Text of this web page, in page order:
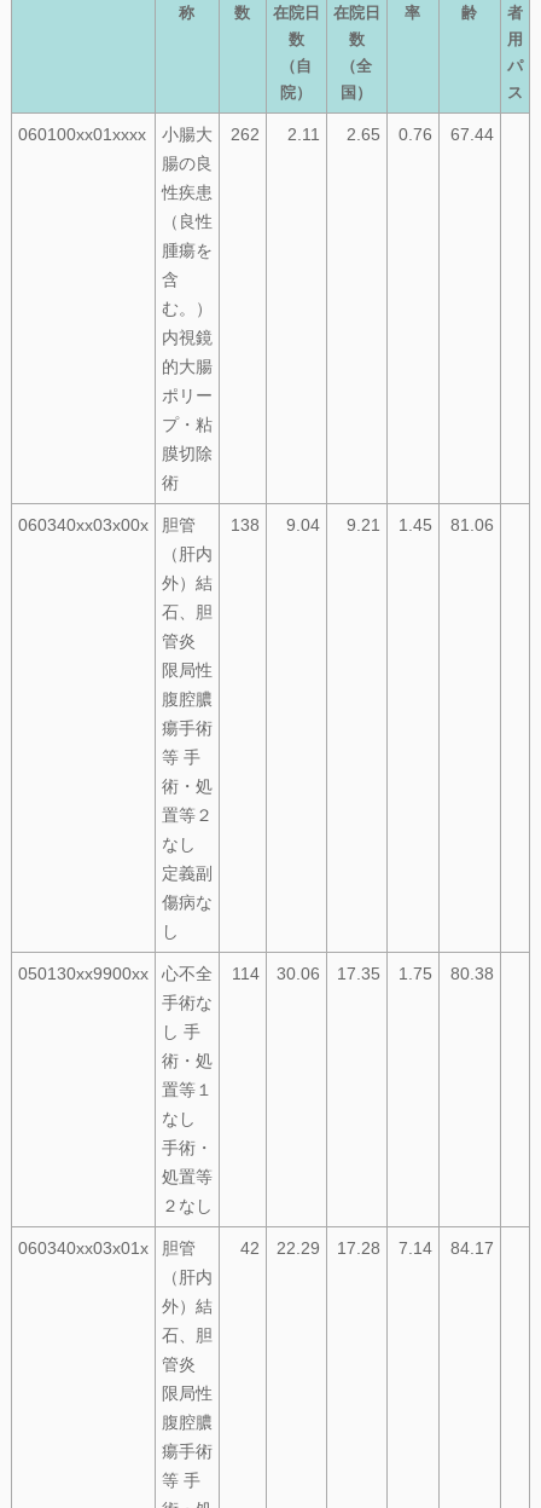
称
数
在院日
数
（自
院）
在院日
数
（全
国）
率
齢
者
用
パ
ス
060100xx01xxxx
小腸大
腸の良
性疾患
（良性
腫瘍を
含
む。）
内視鏡
的大腸
ポリー
プ・粘
膜切除
術
262 2.11 2.65 0.76 67.44
060340xx03x00x
胆管
（肝内
外）結
石、胆
管炎
限局性
腹腔膿
瘍手術
等 手
術・処
置等２
なし
定義副
傷病な
し
138 9.04 9.21 1.45 81.06
050130xx9900xx
心不全
手術な
し 手
術・処
置等１
なし
手術・
処置等
２なし
114 30.06 17.35 1.75 80.38
060340xx03x01x
胆管
（肝内
外）結
石、胆
管炎
限局性
腹腔膿
瘍手術
等 手
42 22.29 17.28 7.14 84.17